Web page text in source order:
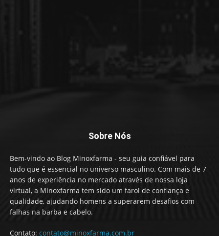
Sobre Nós
Bem-vindo ao Blog Minoxfarma - seu guia confiável para
tudo que é essencial no universo masculino. Com mais de 7
anos de experiência no mercado através de nossa loja
virtual, a Minoxfarma tem sido um farol de confiança e
qualidade, ajudando homens a superarem desafios com
falhas na barba e cabelo.
Contato: contato@minoxfarma.com.br